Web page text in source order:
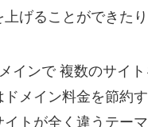
げることができたり
インで 複数のサイ
メイン料金を節約
トが全く違うテー